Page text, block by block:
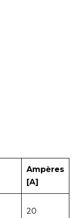
Ampères
[A]
20